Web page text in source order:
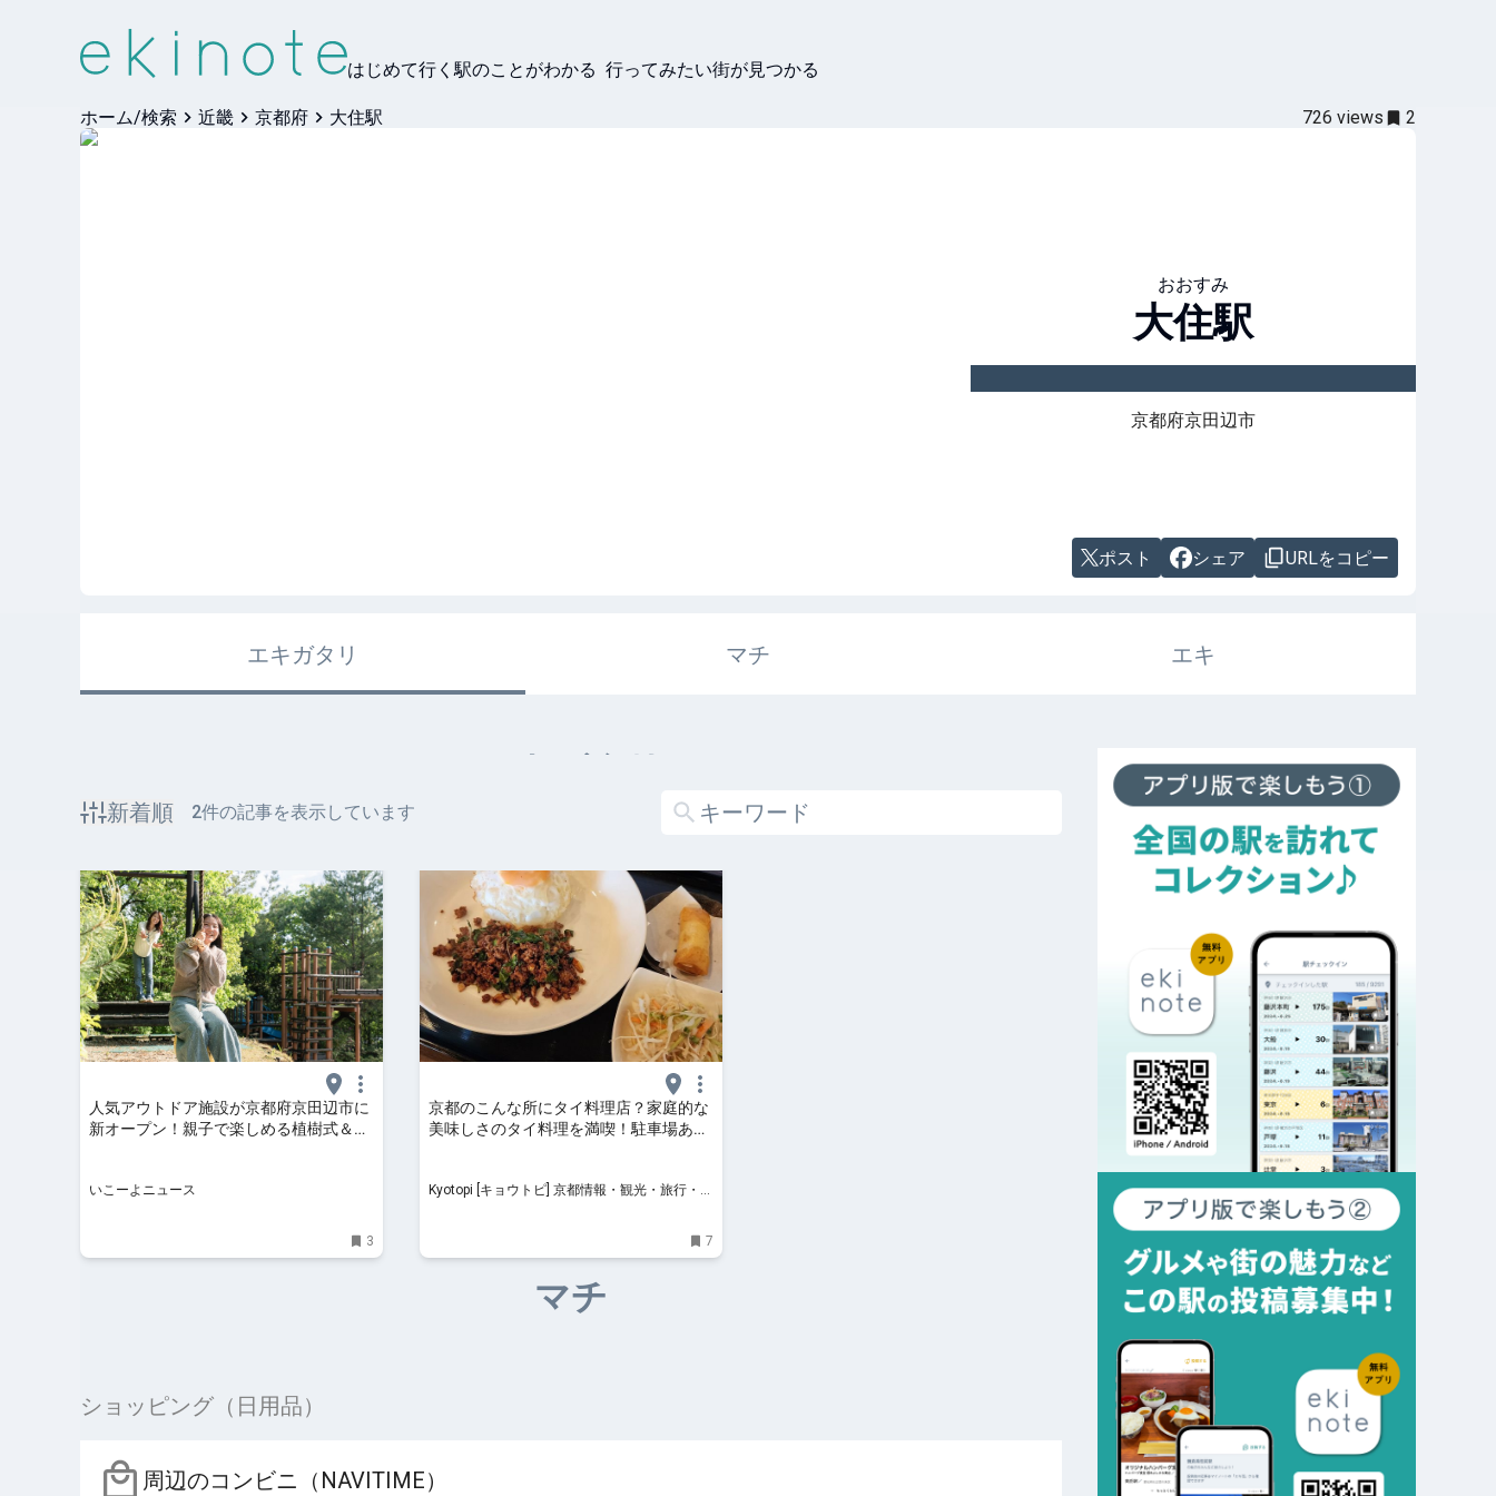
はじめて行く駅のことがわかる 行ってみたい街が見つかる
ホーム/検索 近畿 京都府 大住駅 726 views 2
おおすみ
大住駅
京都府京田辺市
ポスト シェア URLをコピー
エキガタリ マチ エキ
エキガタリ
新着順 2件の記事を表示しています
人気アウトドア施設が京都府京田辺市に
新オープン！親子で楽しめる植樹式＆ピ
いこーよニュース
3
京都のこんな所にタイ料理店？家庭的な
美味しさのタイ料理を満喫！駐車場あり
Kyotopi [キョウトピ] 京都情報・観光・旅行・グ
7
マチ
ショッピング（日用品）
周辺のコンビニ（NAVITIME）